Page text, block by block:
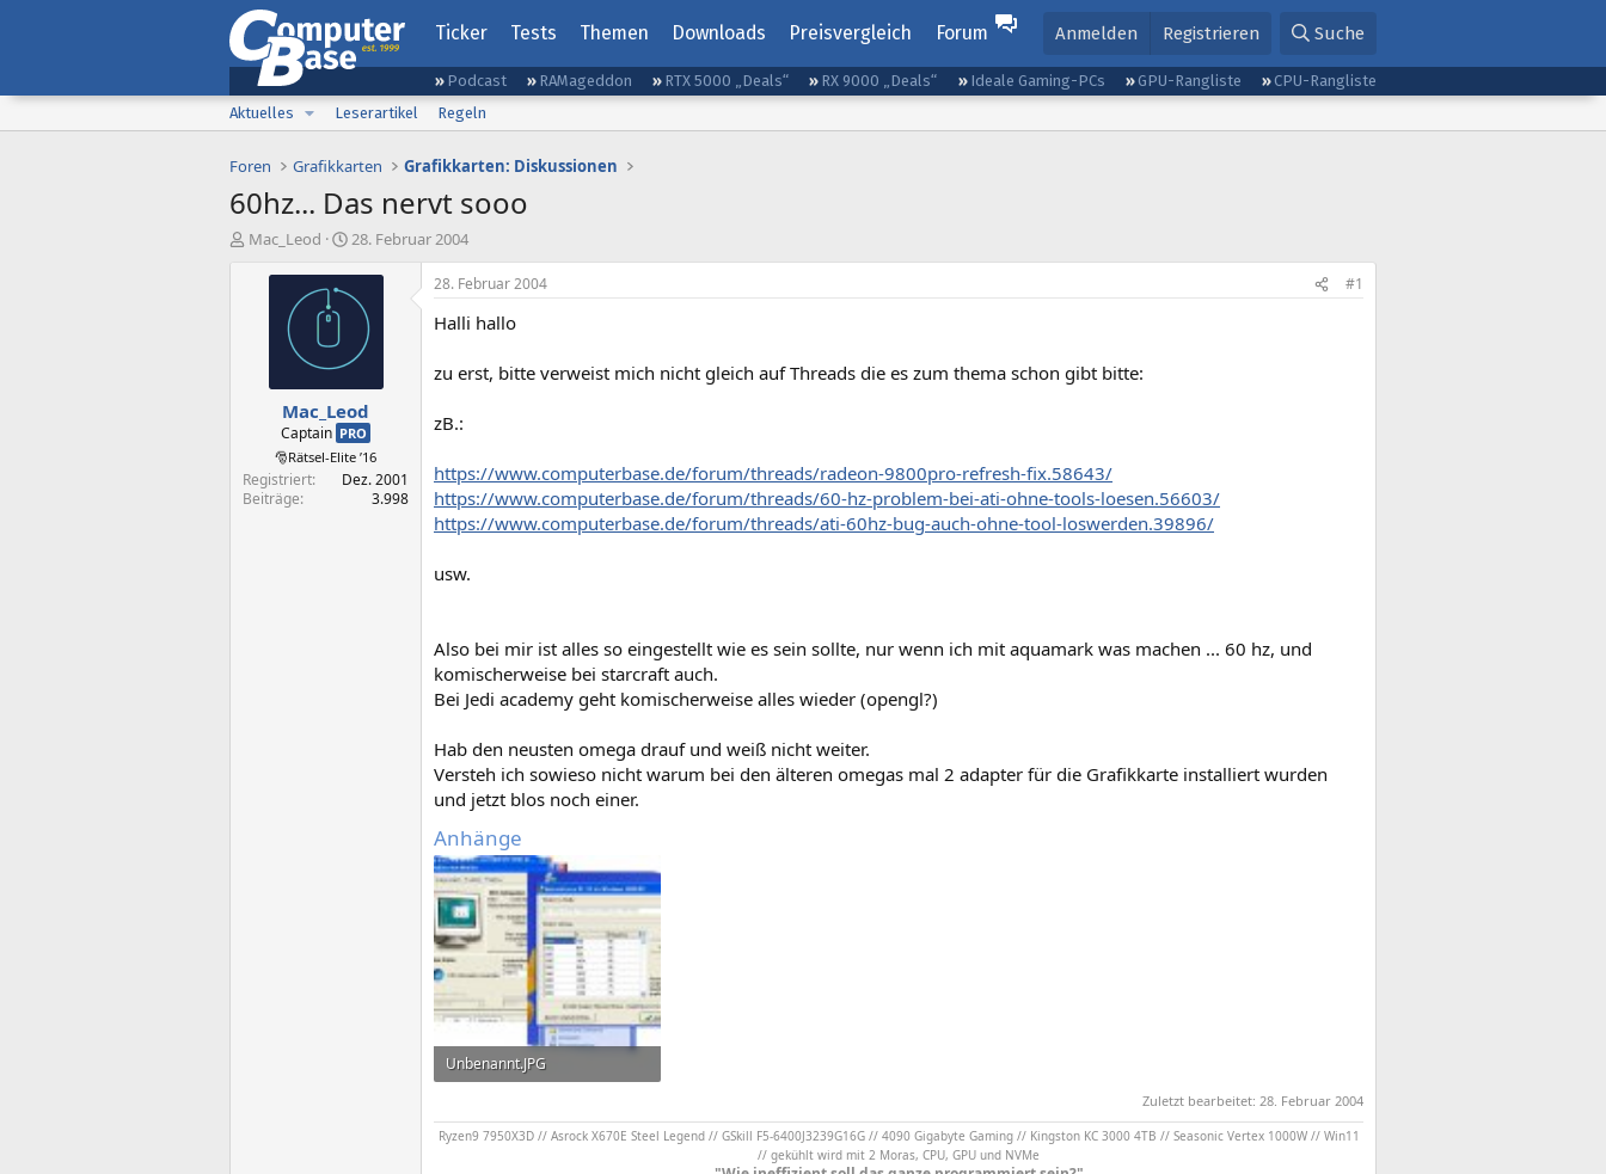
Ticker Tests Themen Downloads Preisvergleich Forum Anmelden Registrieren Suche
Podcast RAMageddon RTX 5000 „Deals“ RX 9000 „Deals“ Ideale Gaming-PCs GPU-Rangliste
CPU-Rangliste
Aktuelles
Leserartikel Regeln
Foren Grafikkarten Grafikkarten: Diskussionen
60hz... Das nervt sooo
E
Mac_Leod
E
s
t
l
t
a
m
28. Februar 2004
Mac_Leod
Captain PRO
🎅Rätsel-Elite ’16
Registriert
Dez. 2001
Beiträge
3.998
28. Februar 2004 #1
Halli hallo
zu erst, bitte verweist mich nicht gleich auf Threads die es zum thema schon gibt bitte:
zB.:
https://www.computerbase.de/forum/threads/radeon-9800pro-refresh-fix.58643/
https://www.computerbase.de/forum/threads/60-hz-problem-bei-ati-ohne-tools-loesen.56603/
https://www.computerbase.de/forum/threads/ati-60hz-bug-auch-ohne-tool-loswerden.39896/
usw.
Also bei mir ist alles so eingestellt wie es sein sollte, nur wenn ich mit aquamark was machen ... 60 hz, und
komischerweise bei starcraft auch.
Bei Jedi academy geht komischerweise alles wieder (opengl?)
Hab den neusten omega drauf und weiß nicht weiter.
Versteh ich sowieso nicht warum bei den älteren omegas mal 2 adapter für die Grafikkarte installiert wurden
und jetzt blos noch einer.
Anhänge
Unbenannt.JPG
Zuletzt bearbeitet: 28. Februar 2004
Ryzen9 7950X3D // Asrock X670E Steel Legend // GSkill F5-6400J3239G16G // 4090 Gigabyte Gaming // Kingston KC 3000 4TB // Seasonic Vertex 1000W // Win11
// gekühlt wird mit 2 Moras, CPU, GPU und NVMe